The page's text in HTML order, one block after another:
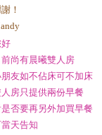
！
前尚有晨曦雙人房
朋友如不佔床可不加床
人房只提供兩份早餐
是否要再另外加買早餐
天告知